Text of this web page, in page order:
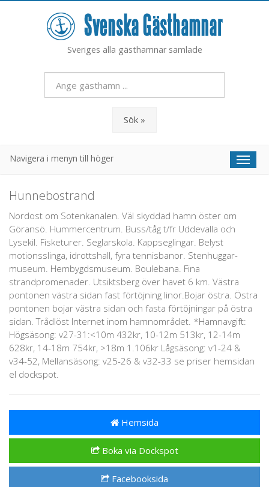
Sveriges alla gästhamnar samlade
Sök »
Navigera i menyn till höger
Toggle
Hunnebostrand
Nordost om Sotenkanalen. Väl skyddad hamn öster om
Göransö. Hummercentrum. Buss/tåg t/fr Uddevalla och
Lysekil. Fisketurer. Seglarskola. Kappseglingar. Belyst
motionsslinga, idrottshall, fyra tennisbanor. Stenhuggar-
museum. Hembygdsmuseum. Boulebana. Fina
strandpromenader. Utsiktsberg över havet 6 km. Västra
pontonen västra sidan fast förtöjning linor.Bojar östra. Östra
pontonen bojar västra sidan och fasta förtöjningar på östra
sidan. Trådlöst Internet inom hamnområdet. *Hamnavgift:
Högsäsong: v27-31:<10m 432kr, 10-12m 513kr, 12-14m
628kr, 14-18m 754kr, >18m 1.106kr Lågsäsong: v1-24 &
v34-52, Mellansäsong: v25-26 & v32-33 se priser hemsidan
el dockspot.
Hemsida
Boka via Dockspot
Facebooksida